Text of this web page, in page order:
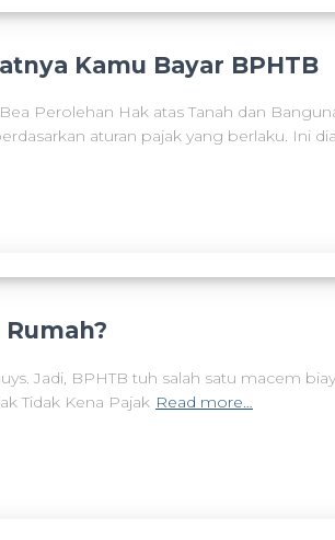
Kamu Bayar BPHTB
Perolehan Hak atas Tanah dan
aturan pajak yang berlaku. Ini
Jadi, BPHTB tuh salah satu macem
Tidak Kena Pajak Read more…